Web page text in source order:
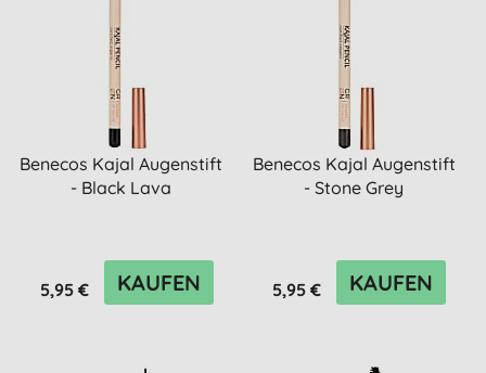
Benecos Kajal Augenstift
- Black Lava
5,95 € KAUFEN
Benecos Kajal Augenstift
- Stone Grey
5,95 € KAUFEN